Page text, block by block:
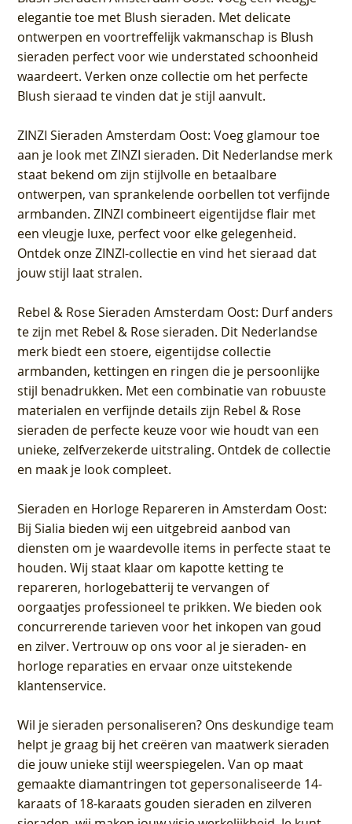
elegantie toe met Blush sieraden. Met delicate
ontwerpen en voortreffelijk vakmanschap is Blush
sieraden perfect voor wie understated schoonheid
waardeert. Verken onze collectie om het perfecte
Blush sieraad te vinden dat je stijl aanvult.
ZINZI Sieraden Amsterdam Oost: Voeg glamour toe
aan je look met ZINZI sieraden. Dit Nederlandse merk
staat bekend om zijn stijlvolle en betaalbare
ontwerpen, van sprankelende oorbellen tot verfijnde
armbanden. ZINZI combineert eigentijdse flair met
een vleugje luxe, perfect voor elke gelegenheid.
Ontdek onze ZINZI-collectie en vind het sieraad dat
jouw stijl laat stralen.
Rebel & Rose Sieraden Amsterdam Oost: Durf anders
te zijn met Rebel & Rose sieraden. Dit Nederlandse
merk biedt een stoere, eigentijdse collectie
armbanden, kettingen en ringen die je persoonlijke
stijl benadrukken. Met een combinatie van robuuste
materialen en verfijnde details zijn Rebel & Rose
sieraden de perfecte keuze voor wie houdt van een
unieke, zelfverzekerde uitstraling. Ontdek de collectie
en maak je look compleet.
Sieraden en Horloge Repareren in Amsterdam Oost:
Bij Sialia bieden wij een uitgebreid aanbod van
diensten om je waardevolle items in perfecte staat te
houden. Wij staat klaar om kapotte ketting te
repareren, horlogebatterij te vervangen of
oorgaatjes professioneel te prikken. We bieden ook
concurrerende tarieven voor het inkopen van goud
en zilver. Vertrouw op ons voor al je sieraden- en
horloge reparaties en ervaar onze uitstekende
klantenservice.
Wil je sieraden personaliseren? Ons deskundige team
helpt je graag bij het creëren van maatwerk sieraden
die jouw unieke stijl weerspiegelen. Van op maat
gemaakte diamantringen tot gepersonaliseerde 14-
karaats of 18-karaats gouden sieraden en zilveren